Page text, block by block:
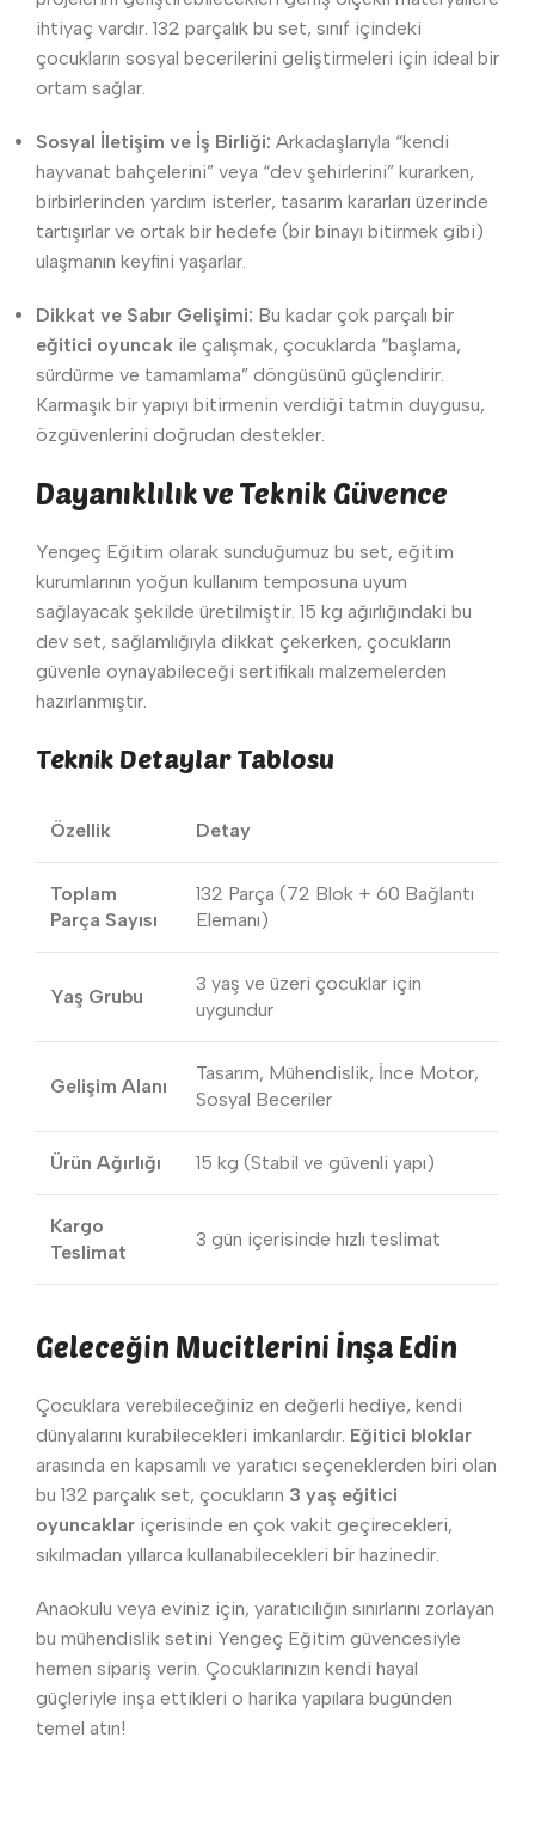
ihtiyaç vardır. 132 parçalık bu set, sınıf içindeki
çocukların sosyal becerilerini geliştirmeleri için ideal bir
ortam sağlar.
Sosyal İletişim ve İş Birliği: Arkadaşlarıyla “kendi
hayvanat bahçelerini” veya “dev şehirlerini” kurarken,
birbirlerinden yardım isterler, tasarım kararları üzerinde
tartışırlar ve ortak bir hedefe (bir binayı bitirmek gibi)
ulaşmanın keyfini yaşarlar.
Dikkat ve Sabır Gelişimi: Bu kadar çok parçalı bir
eğitici oyuncak ile çalışmak, çocuklarda “başlama,
sürdürme ve tamamlama” döngüsünü güçlendirir.
Karmaşık bir yapıyı bitirmenin verdiği tatmin duygusu,
özgüvenlerini doğrudan destekler.
Dayanıklılık ve Teknik Güvence
Yengeç Eğitim olarak sunduğumuz bu set, eğitim
kurumlarının yoğun kullanım temposuna uyum
sağlayacak şekilde üretilmiştir. 15 kg ağırlığındaki bu
dev set, sağlamlığıyla dikkat çekerken, çocukların
güvenle oynayabileceği sertifikalı malzemelerden
hazırlanmıştır.
Teknik Detaylar Tablosu
Özellik Detay
Toplam
Parça Sayısı
132 Parça (72 Blok + 60 Bağlantı
Elemanı)
Yaş Grubu
3 yaş ve üzeri çocuklar için
uygundur
Gelişim Alanı
Tasarım, Mühendislik, İnce Motor,
Sosyal Beceriler
Ürün Ağırlığı 15 kg (Stabil ve güvenli yapı)
Kargo
Teslimat
3 gün içerisinde hızlı teslimat
Geleceğin Mucitlerini İnşa Edin
Çocuklara verebileceğiniz en değerli hediye, kendi
dünyalarını kurabilecekleri imkanlardır. Eğitici bloklar
arasında en kapsamlı ve yaratıcı seçeneklerden biri olan
bu 132 parçalık set, çocukların 3 yaş eğitici
oyuncaklar içerisinde en çok vakit geçirecekleri,
sıkılmadan yıllarca kullanabilecekleri bir hazinedir.
Anaokulu veya eviniz için, yaratıcılığın sınırlarını zorlayan
bu mühendislik setini Yengeç Eğitim güvencesiyle
hemen sipariş verin. Çocuklarınızın kendi hayal
güçleriyle inşa ettikleri o harika yapılara bugünden
temel atın!